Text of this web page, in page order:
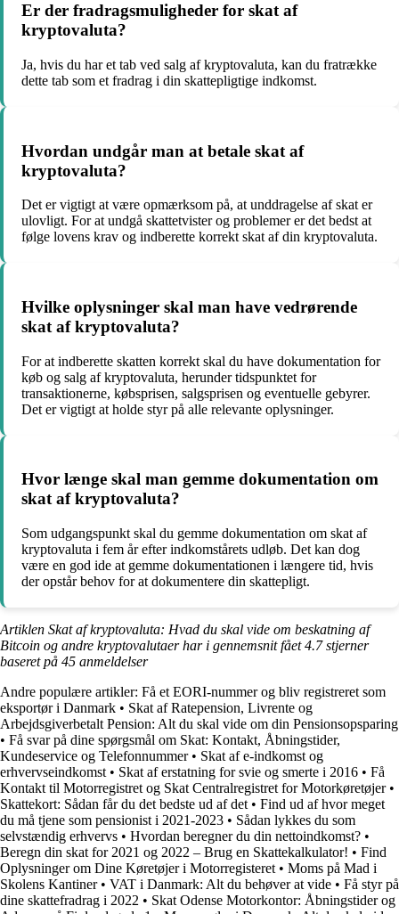
Er der fradragsmuligheder for skat af
kryptovaluta?
Ja, hvis du har et tab ved salg af kryptovaluta, kan du fratrække
dette tab som et fradrag i din skattepligtige indkomst.
Hvordan undgår man at betale skat af
kryptovaluta?
Det er vigtigt at være opmærksom på, at unddragelse af skat er
ulovligt. For at undgå skattetvister og problemer er det bedst at
følge lovens krav og indberette korrekt skat af din kryptovaluta.
Hvilke oplysninger skal man have vedrørende
skat af kryptovaluta?
For at indberette skatten korrekt skal du have dokumentation for
køb og salg af kryptovaluta, herunder tidspunktet for
transaktionerne, købsprisen, salgsprisen og eventuelle gebyrer.
Det er vigtigt at holde styr på alle relevante oplysninger.
Hvor længe skal man gemme dokumentation om
skat af kryptovaluta?
Som udgangspunkt skal du gemme dokumentation om skat af
kryptovaluta i fem år efter indkomstårets udløb. Det kan dog
være en god ide at gemme dokumentationen i længere tid, hvis
der opstår behov for at dokumentere din skattepligt.
Artiklen Skat af kryptovaluta: Hvad du skal vide om beskatning af
Bitcoin og andre kryptovalutaer har i gennemsnit fået4.7stjerner
baseret på 45 anmeldelser
Andre populære artikler: Få et EORI-nummer og bliv registreret som
eksportør i Danmark • Skat af Ratepension, Livrente og
Arbejdsgiverbetalt Pension: Alt du skal vide om din Pensionsopsparing
• Få svar på dine spørgsmål om Skat: Kontakt, Åbningstider,
Kundeservice og Telefonnummer• Skat af e-indkomst og
erhvervseindkomst • Skat af erstatning for svie og smerte i 2016 • Få
Kontakt til Motorregistret og Skat Centralregistret for Motorkøretøjer•
Skattekort: Sådan får du det bedste ud af det • Find ud af hvor meget
du må tjene som pensionist i 2021-2023 • Sådan lykkes du som
selvstændig erhvervs • Hvordan beregner du din nettoindkomst? •
Beregn din skat for 2021 og 2022 – Brug en Skattekalkulator! • Find
Oplysninger om Dine Køretøjer i Motorregisteret • Moms på Mad i
Skolens Kantiner• VAT i Danmark: Alt du behøver at vide • Få styr på
dine skattefradrag i 2022 • Skat Odense Motorkontor: Åbningstider og